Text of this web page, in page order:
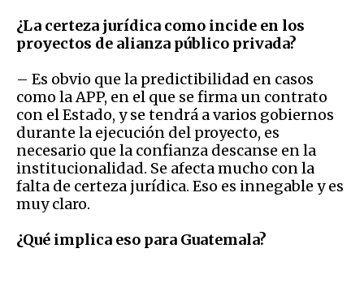
¿La certeza jurídica como incide en los
proyectos de alianza público privada?
– Es obvio que la predictibilidad en casos
como la APP, en el que se firma un contrato
con el Estado, y se tendrá a varios gobiernos
durante la ejecución del proyecto, es
necesario que la confianza descanse en la
institucionalidad. Se afecta mucho con la
falta de certeza jurídica. Eso es innegable y es
muy claro.
¿Qué implica eso para Guatemala?